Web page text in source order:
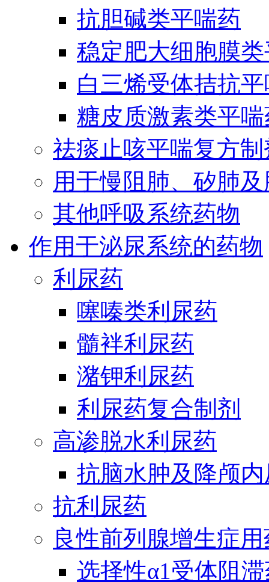
抗胆碱类平喘药
稳定肥大细胞膜
白三烯受体拮抗
糖皮质激素类平
祛痰止咳平喘复方制
用于慢阻肺、矽肺
其他呼吸系统药物
作用于泌尿系统的药物
利尿药
噻嗪类利尿药
髓袢利尿药
潴钾利尿药
利尿药复合制剂
高渗脱水利尿药
抗脑水肿及降颅
抗利尿药
良性前列腺增生症
选择性α1受体阻